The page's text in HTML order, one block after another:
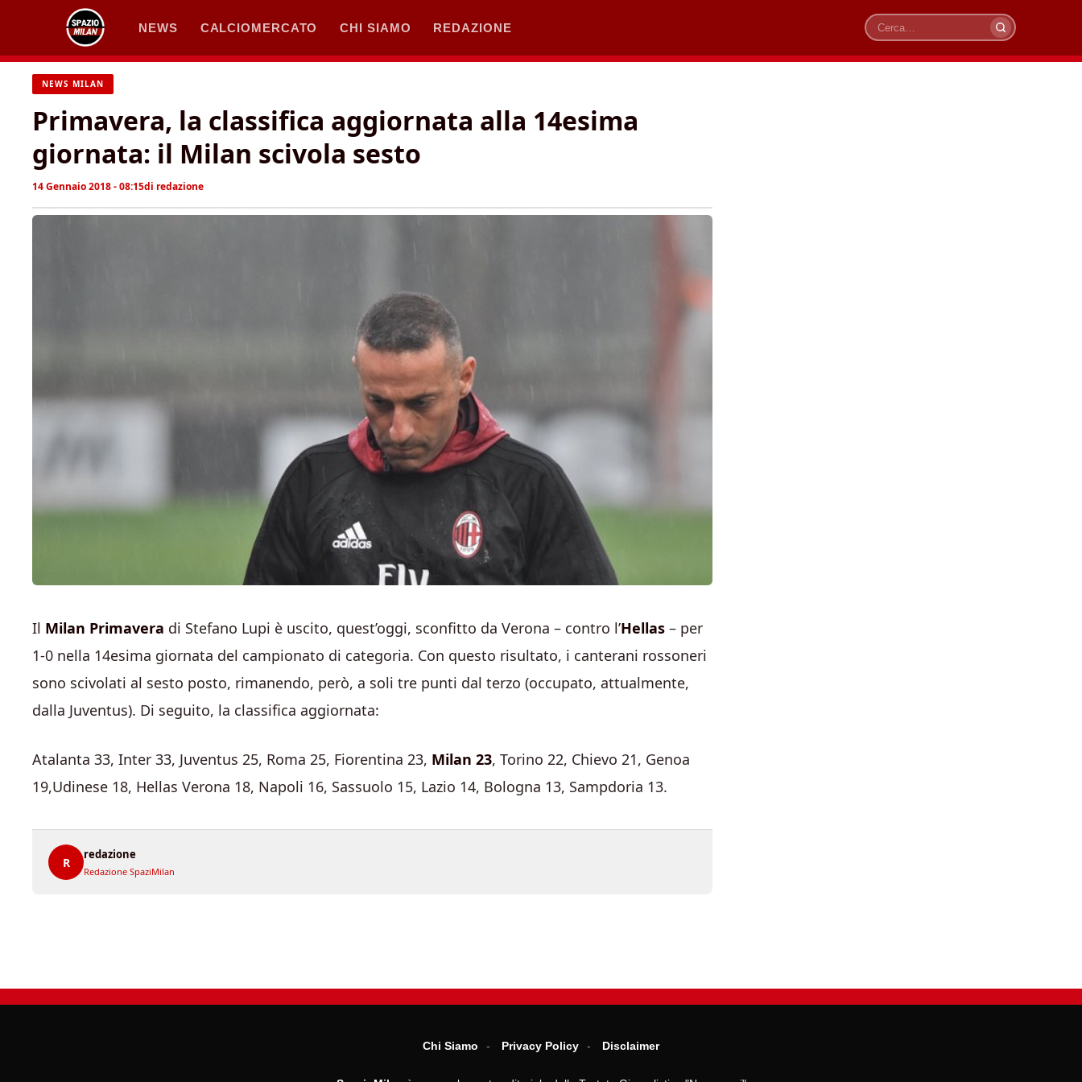
contenuto
NEWS CALCIOMERCATO CHI SIAMO REDAZIONE
Cerca
NEWS MILAN
Primavera, la classifica aggiornata alla 14esima
giornata: il Milan scivola sesto
14 Gennaio 2018 - 08:15di redazione
Il Milan Primavera di Stefano Lupi è uscito, quest’oggi, sconfitto da Verona – contro l’Hellas – per
1-0 nella 14esima giornata del campionato di categoria. Con questo risultato, i canterani rossoneri
sono scivolati al sesto posto, rimanendo, però, a soli tre punti dal terzo (occupato, attualmente,
dalla Juventus). Di seguito, la classifica aggiornata:
Atalanta 33, Inter 33, Juventus 25, Roma 25, Fiorentina 23, Milan 23, Torino 22, Chievo 21, Genoa
19,Udinese 18, Hellas Verona 18, Napoli 16, Sassuolo 15, Lazio 14, Bologna 13, Sampdoria 13.
R
redazione
Redazione SpaziMilan
Chi Siamo Privacy Policy Disclaimer